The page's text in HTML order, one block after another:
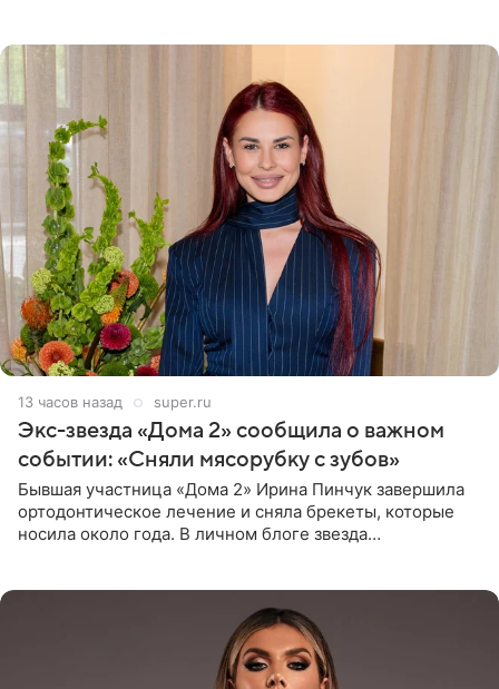
13 часов назад super.ru
Экс-звезда «Дома 2» сообщила о важном
событии: «Сняли мясорубку с зубов»
Бывшая участница «Дома 2» Ирина Пинчук завершила
ортодонтическое лечение и сняла брекеты, которые
носила около года. В личном блоге звезда